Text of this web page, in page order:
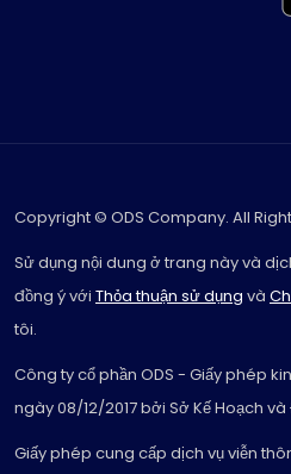
Copyright © ODS Company. All
Sử dụng nội dung ở trang này và
đồng ý với Thỏa thuận sử dụng và
tôi.
Công ty cổ phần ODS - Giấy phép
ngày 08/12/2017 bởi Sở Kế Hoạch và
Giấy phép cung cấp dịch vụ viễn